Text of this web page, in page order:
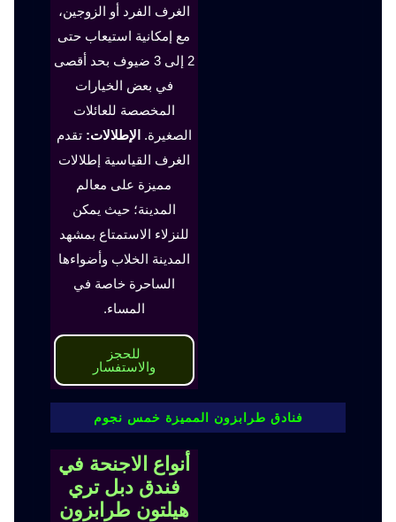
الغرف الفرد أو الزوجين،
مع إمكانية استيعاب حتى
2 إلى 3 ضيوف بحد أقصى
في بعض الخيارات
المخصصة للعائلات
الصغيرة. الإطلالات: تقدم
الغرف القياسية إطلالات
مميزة على معالم
المدينة؛ حيث يمكن
للنزلاء الاستمتاع بمشهد
المدينة الخلاب وأضواءها
الساحرة خاصة في
المساء.
للحجز
والاستفسار
فنادق طرابزون المميزة خمس نجوم
أنواع الاجنحة في
فندق دبل تري
هيلتون طرابزون